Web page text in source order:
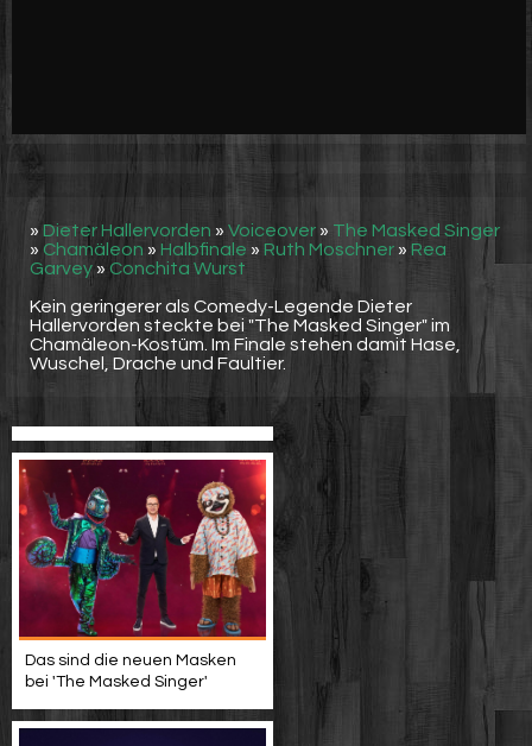
» Dieter Hallervorden » Voiceover » The Masked Singer
» Chamäleon » Halbfinale » Ruth Moschner » Rea
Garvey» Conchita Wurst
Kein geringerer als Comedy-Legende Dieter
Hallervorden steckte bei "The Masked Singer" im
Chamäleon-Kostüm. Im Finale stehen damit Hase,
Wuschel, Drache und Faultier.
Das sind die neuen Masken
bei 'The Masked Singer'